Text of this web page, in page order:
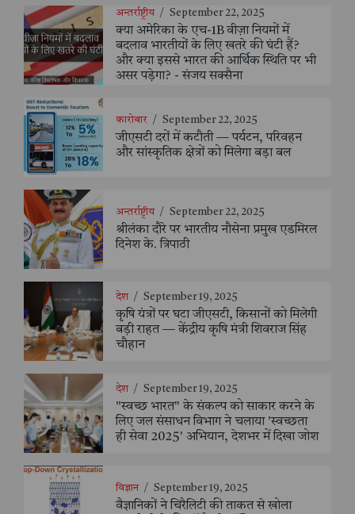
अन्तर्राष्ट्रीय / September 22, 2025
क्या अमेरिका के एच-1B वीज़ा नियमों में
बदलाव भारतीयों के लिए खतरे की घंटी हैं?
और क्या इससे भारत की आर्थिक स्थिति पर भी
असर पड़ेगा? - संजय सक्सैना
कारोबार / September 22, 2025
जीएसटी दरों में कटौती — पर्यटन, परिवहन
और सांस्कृतिक क्षेत्रों को मिलेगा बड़ा बल
अन्तर्राष्ट्रीय / September 22, 2025
श्रीलंका दौरे पर भारतीय नौसेना प्रमुख एडमिरल
दिनेश के. त्रिपाठी
देश / September 19, 2025
कृषि यंत्रों पर घटा जीएसटी, किसानों को मिलेगी
बड़ी राहत — केंद्रीय कृषि मंत्री शिवराज सिंह
चौहान
देश / September 19, 2025
"स्वच्छ भारत" के संकल्प को साकार करने के
लिए जल संसाधन विभाग ने चलाया 'स्वच्छता
ही सेवा 2025' अभियान, देशभर में दिखा जोश
विज्ञान / September 19, 2025
वैज्ञानिकों ने चिरैलिटी की ताकत से खोला